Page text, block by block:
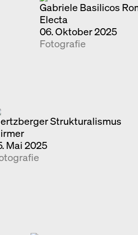
Gabriele Basilicos
Electa
06. Oktober 2025
Fotografie
Strukturalismus
Mai 2025